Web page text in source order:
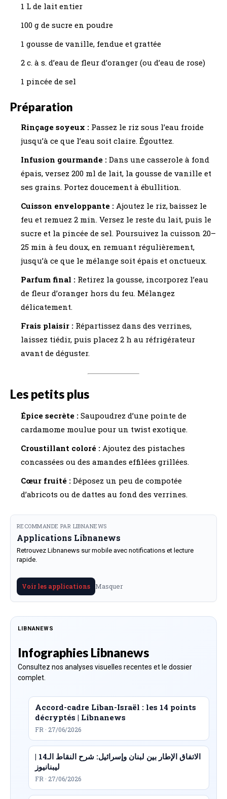
1 L de lait entier
100 g de sucre en poudre
1 gousse de vanille, fendue et grattée
2 c. à s. d’eau de fleur d’oranger (ou d’eau de rose)
1 pincée de sel
Préparation
Rinçage soyeux : Passez le riz sous l’eau froide
jusqu’à ce que l’eau soit claire. Égouttez.
Infusion gourmande : Dans une casserole à fond
épais, versez 200 ml de lait, la gousse de vanille et
ses grains. Portez doucement à ébullition.
Cuisson enveloppante : Ajoutez le riz, baissez le
feu et remuez 2 min. Versez le reste du lait, puis le
sucre et la pincée de sel. Poursuivez la cuisson 20–
25 min à feu doux, en remuant régulièrement,
jusqu’à ce que le mélange soit épais et onctueux.
Parfum final : Retirez la gousse, incorporez l’eau
de fleur d’oranger hors du feu. Mélangez
délicatement.
Frais plaisir : Répartissez dans des verrines,
laissez tiédir, puis placez 2 h au réfrigérateur
avant de déguster.
Les petits plus
Épice secrète : Saupoudrez d’une pointe de
cardamome moulue pour un twist exotique.
Croustillant coloré : Ajoutez des pistaches
concassées ou des amandes effilées grillées.
Cœur fruité : Déposez un peu de compotée
d’abricots ou de dattes au fond des verrines.
RECOMMANDE PAR LIBNANEWS
Applications Libnanews
Retrouvez Libnanews sur mobile avec notifications et lecture
rapide.
Voir les applications Masquer
LIBNANEWS
Infographies Libnanews
Consultez nos analyses visuelles recentes et le dossier
complet.
Accord-cadre Liban-Israël : les 14 points
décryptés | Libnanews
FR · 27/06/2026
الاتفاق الإطار بين لبنان وإسرائيل: شرح النقاط الـ14 |
ليبنانيوز
FR · 27/06/2026